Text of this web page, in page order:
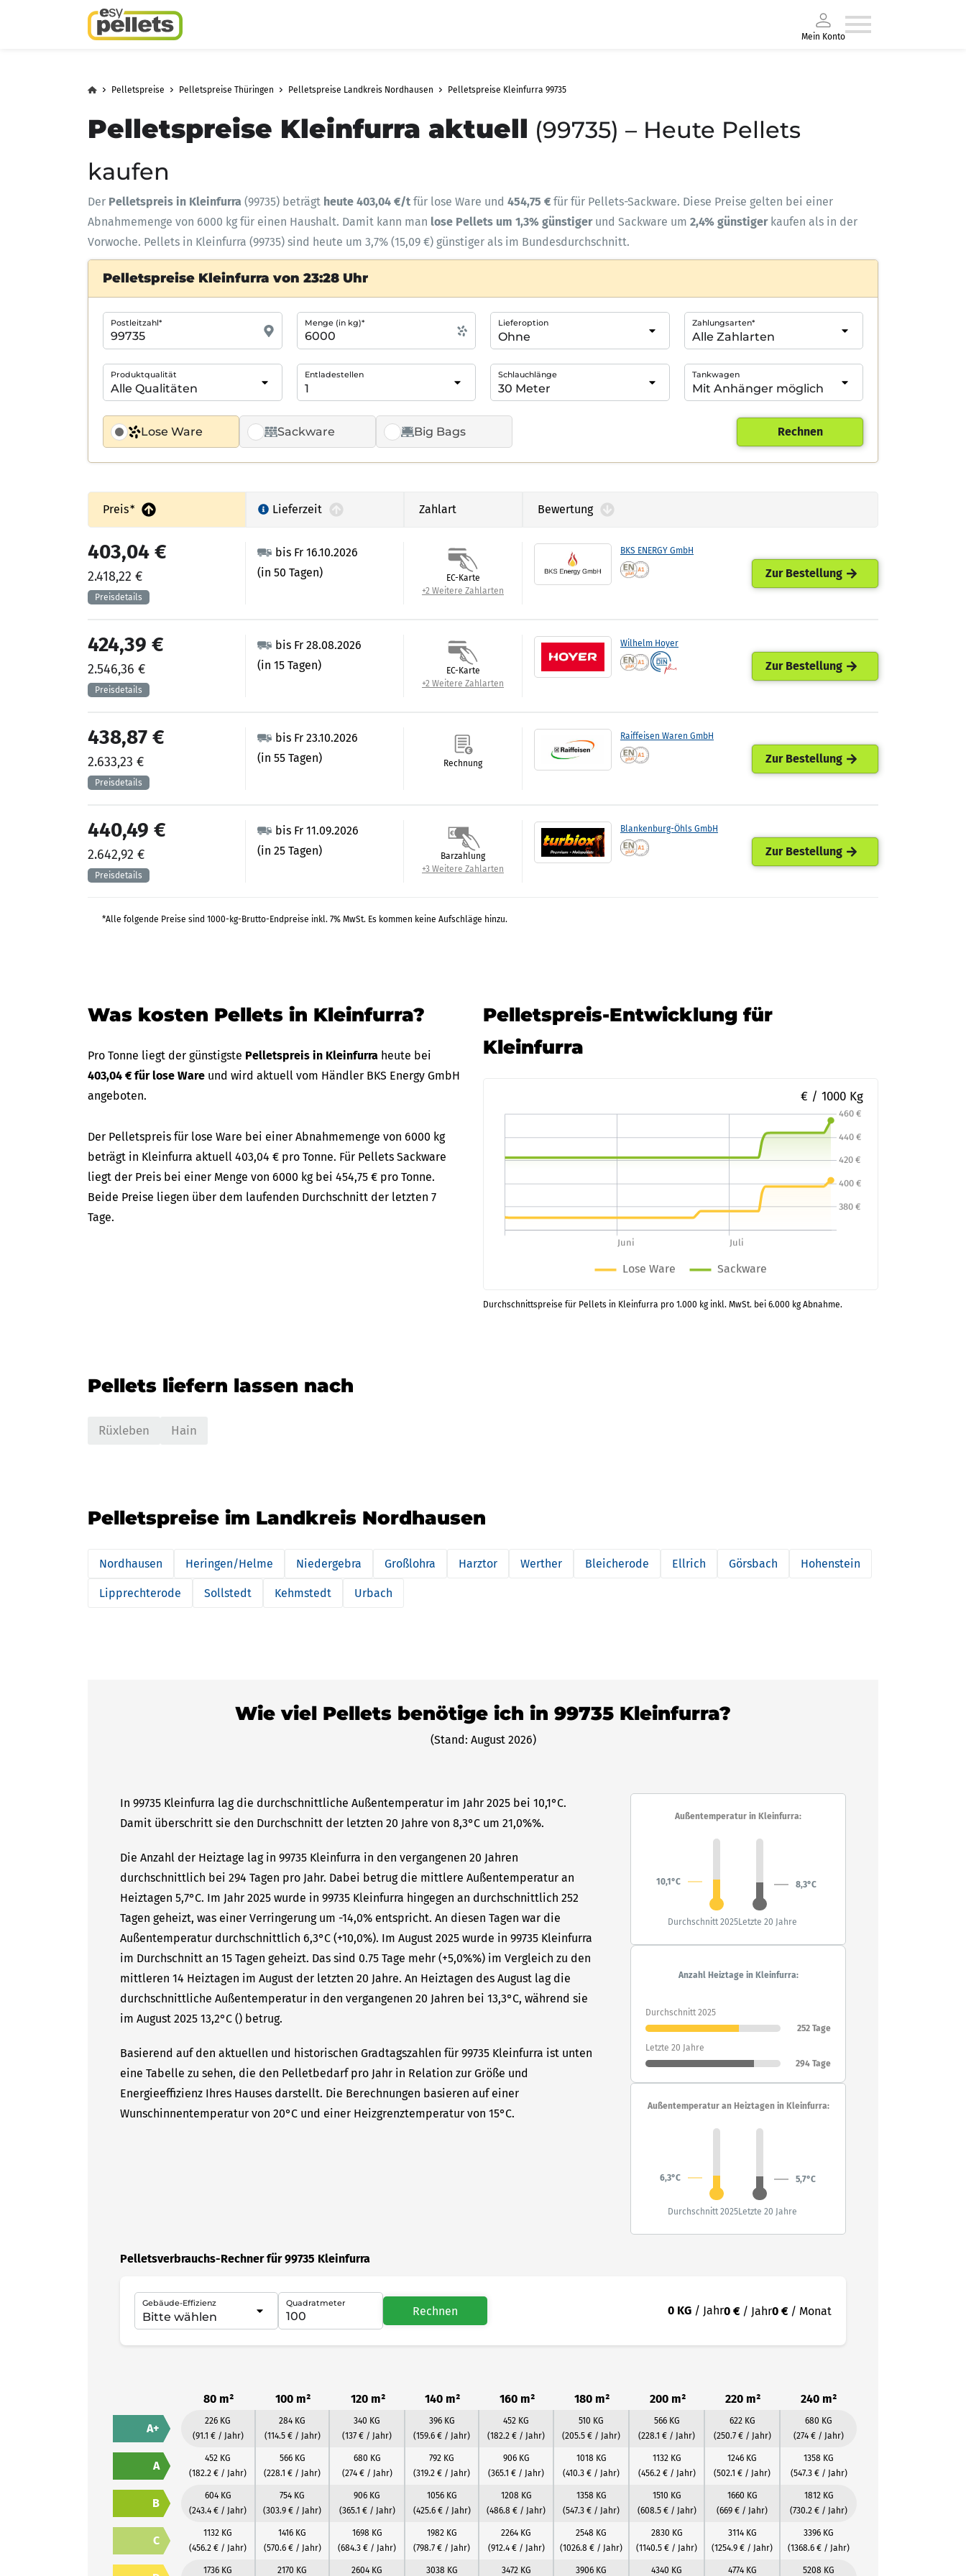
Mein Konto
Pelletspreise Pelletspreise Thüringen Pelletspreise Landkreis Nordhausen Pelletspreise Kleinfurra 99735
Pelletspreise Kleinfurra aktuell (99735) – Heute Pellets
kaufen
Der Pelletspreis in Kleinfurra (99735) beträgt heute 403,04 €/t für lose Ware und 454,75 € für für Pellets-Sackware. Diese Preise gelten bei einer
Abnahmemenge von 6000 kg für einen Haushalt. Damit kann man lose Pellets um 1,3% günstiger und Sackware um 2,4% günstigerkaufen als in der
Vorwoche. Pellets in Kleinfurra (99735) sind heute um 3,7% (15,09 €) günstiger als im Bundesdurchschnitt.
Pelletspreise Kleinfurra von 23:28 Uhr
Lose Ware Sackware Big Bags
Postleitzahl* Menge (in kg)* Lieferoption Zahlungsarten*
Produktqualität Entladestellen Schlauchlänge Tankwagen
Rechnen
Preis* Lieferzeit Zahlart Bewertung
BKS ENERGY GmbH
bis Fr 16.10.2026
(in 50 Tagen)
403,04 €
2.418,22 €
EC-Karte
+2 Weitere Zahlarten
Zur Bestellung
Wilhelm Hoyer
bis Fr 28.08.2026
(in 15 Tagen)
424,39 €
2.546,36 €
EC-Karte
+2 Weitere Zahlarten
Zur Bestellung
Raiffeisen Waren GmbH
bis Fr 23.10.2026
(in 55 Tagen)
438,87 €
2.633,23 € Rechnung Zur Bestellung
Blankenburg-Öhls GmbH
bis Fr 11.09.2026
(in 25 Tagen)
440,49 €
2.642,92 €
Barzahlung
+3 Weitere Zahlarten
Zur Bestellung
*Alle folgende Preise sind 1000-kg-Brutto-Endpreise inkl. 7% MwSt. Es kommen keine Aufschläge hinzu.
Was kosten Pellets in Kleinfurra?
Pro Tonne liegt der günstigste Pelletspreis in Kleinfurra heute bei
403,04 € für lose Ware und wird aktuell vom Händler BKS Energy GmbH
angeboten.
Der Pelletspreis für lose Ware bei einer Abnahmemenge von 6000 kg
beträgt in Kleinfurra aktuell 403,04 € pro Tonne. Für Pellets Sackware
liegt der Preis bei einer Menge von 6000 kg bei 454,75 € pro Tonne.
Beide Preise liegen über dem laufenden Durchschnitt der letzten 7
Tage.
Pelletspreis-Entwicklung für
Kleinfurra
€ / 1000 Kg
Durchschnittspreise für Pellets in Kleinfurra pro 1.000 kg inkl. MwSt. bei 6.000 kg Abnahme.
Pellets liefern lassen nach
Rüxleben Hain
Pelletspreise im Landkreis Nordhausen
Nordhausen Heringen/Helme Niedergebra Großlohra Harztor Werther Bleicherode Ellrich Görsbach Hohenstein
Lipprechterode Sollstedt Kehmstedt Urbach
Wie viel Pellets benötige ich in 99735 Kleinfurra?
(Stand: August 2026)
In 99735 Kleinfurra lag die durchschnittliche Außentemperatur im Jahr 2025 bei 10,1°C.
Damit überschritt sie den Durchschnitt der letzten 20 Jahre von 8,3°C um 21,0%%.
Die Anzahl der Heiztage lag in 99735 Kleinfurra in den vergangenen 20 Jahren
durchschnittlich bei 294 Tagen pro Jahr. Dabei betrug die mittlere Außentemperatur an
Heiztagen 5,7°C. Im Jahr 2025 wurde in 99735 Kleinfurra hingegen an durchschnittlich 252
Tagen geheizt, was einer Verringerung um -14,0% entspricht. An diesen Tagen war die
Außentemperatur durchschnittlich 6,3°C (+10,0%). Im August 2025 wurde in 99735 Kleinfurra
im Durchschnitt an 15 Tagen geheizt. Das sind 0.75 Tage mehr (+5,0%%) im Vergleich zu den
mittleren 14 Heiztagen im August der letzten 20 Jahre. An Heiztagen des August lag die
durchschnittliche Außentemperatur in den vergangenen 20 Jahren bei 13,3°C, während sie
im August 2025 13,2°C () betrug.
Basierend auf den aktuellen und historischen Gradtagszahlen für 99735 Kleinfurra ist unten
eine Tabelle zu sehen, die den Pelletbedarf pro Jahr in Relation zur Größe und
Energieeffizienz Ihres Hauses darstellt. Die Berechnungen basieren auf einer
Wunschinnentemperatur von 20°C und einer Heizgrenztemperatur von 15°C.
Außentemperatur in Kleinfurra:
10,1°C 8,3°C
Durchschnitt 2025Letzte 20 Jahre
Anzahl Heiztage in Kleinfurra:
Durchschnitt 2025
252 Tage
Letzte 20 Jahre
294 Tage
Außentemperatur an Heiztagen in Kleinfurra:
6,3°C 5,7°C
Durchschnitt 2025Letzte 20 Jahre
Pelletsverbrauchs-Rechner für 99735 Kleinfurra
Gebäude-Effizienz Quadratmeter
Rechnen 0 KG / Jahr0 € / Jahr0 € / Monat
80 m² 100 m² 120 m² 140 m² 160 m² 180 m² 200 m² 220 m² 240 m²
A+
226 KG
(91.1 € / Jahr)
284 KG
(114.5 € / Jahr)
340 KG
(137 € / Jahr)
396 KG
(159.6 € / Jahr)
452 KG
(182.2 € / Jahr)
510 KG
(205.5 € / Jahr)
566 KG
(228.1 € / Jahr)
622 KG
(250.7 € / Jahr)
680 KG
(274 € / Jahr)
A
452 KG
(182.2 € / Jahr)
566 KG
(228.1 € / Jahr)
680 KG
(274 € / Jahr)
792 KG
(319.2 € / Jahr)
906 KG
(365.1 € / Jahr)
1018 KG
(410.3 € / Jahr)
1132 KG
(456.2 € / Jahr)
1246 KG
(502.1 € / Jahr)
1358 KG
(547.3 € / Jahr)
B
604 KG
(243.4 € / Jahr)
754 KG
(303.9 € / Jahr)
906 KG
(365.1 € / Jahr)
1056 KG
(425.6 € / Jahr)
1208 KG
(486.8 € / Jahr)
1358 KG
(547.3 € / Jahr)
1510 KG
(608.5 € / Jahr)
1660 KG
(669 € / Jahr)
1812 KG
(730.2 € / Jahr)
C
1132 KG
(456.2 € / Jahr)
1416 KG
(570.6 € / Jahr)
1698 KG
(684.3 € / Jahr)
1982 KG
(798.7 € / Jahr)
2264 KG
(912.4 € / Jahr)
2548 KG
(1026.8 € / Jahr)
2830 KG
(1140.5 € / Jahr)
3114 KG
(1254.9 € / Jahr)
3396 KG
(1368.6 € / Jahr)
1736 KG 2170 KG 2604 KG 3038 KG 3472 KG 3906 KG 4340 KG 4774 KG 5208 KG